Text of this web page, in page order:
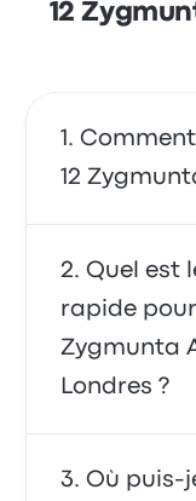
12
12
Vous déplacer
direct à votre
également
service de
Quel est
rapide pour
Zygmunta
Londres ?
Se déplacer
Où puis-